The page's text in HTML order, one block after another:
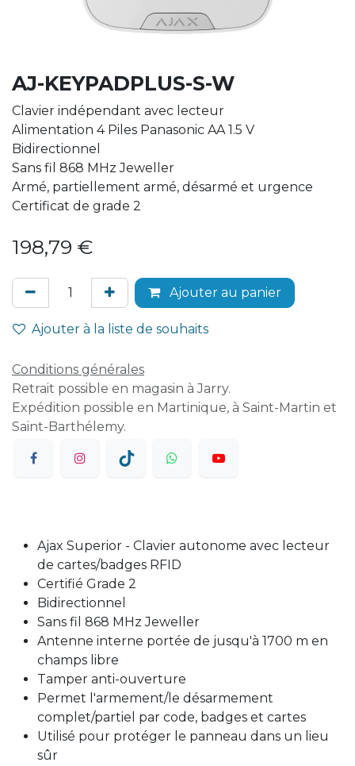
AJ-KEYPADPLUS-S-W
Clavier indépendant avec lecteur
Alimentation 4 Piles Panasonic AA 1.5 V
Bidirectionnel
Sans fil 868 MHz Jeweller
Armé, partiellement armé, désarmé et urgence
Certificat de grade 2
198,79 €
Ajouter au panier
Ajouter à la liste de souhaits
Conditions générales
Retrait possible en magasin à Jarry.
Expédition possible en Martinique, à Saint-Martin et
Saint-Barthélemy.
Ajax Superior - Clavier autonome avec lecteur
de cartes/badges RFID
Certifié Grade 2
Bidirectionnel
Sans fil 868 MHz Jeweller
Antenne interne portée de jusqu'à 1700 m en
champs libre
Tamper anti-ouverture
Permet l'armement/le désarmement
complet/partiel par code, badges et cartes
Utilisé pour protéger le panneau dans un lieu
sûr